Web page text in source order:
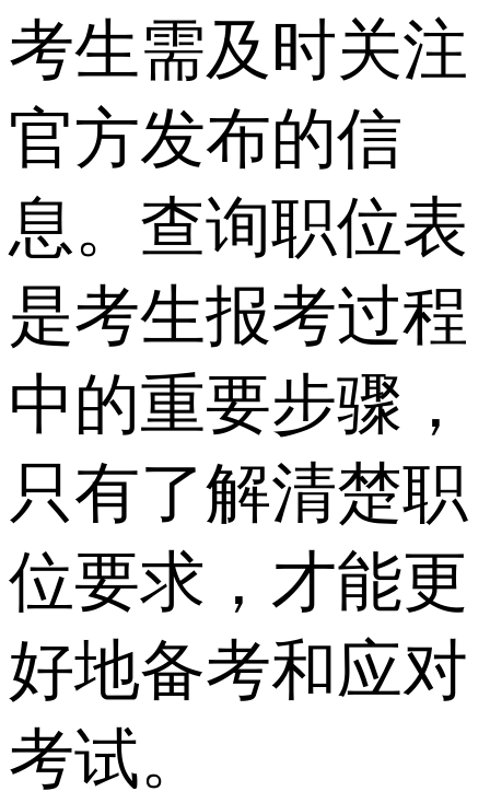
考生需及时关注
官方发布的信
息。查询职位表
是考生报考过程
中的重要步骤，
只有了解清楚职
位要求，才能更
好地备考和应对
考试。